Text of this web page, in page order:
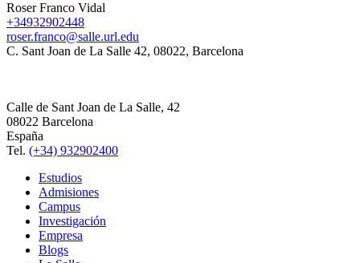
Roser Franco Vidal
+34932902448
roser.franco@salle.url.edu
C. Sant Joan de La Salle 42, 08022, Barcelona
Calle de Sant Joan de La Salle, 42
08022 Barcelona
España
Tel. (+34) 932902400
Estudios
Admisiones
Campus
Investigación
Empresa
Blogs